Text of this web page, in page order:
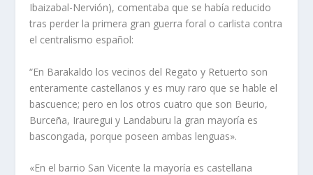
Ibaizabal-Nervión), comentaba que se había reducido
tras perder la primera gran guerra foral o carlista contra
el centralismo español:
“En Barakaldo los vecinos del Regato y Retuerto son
enteramente castellanos y es muy raro que se hable el
bascuence; pero en los otros cuatro que son Beurio,
Burceña, Irauregui y Landaburu la gran mayoría es
bascongada, porque poseen ambas lenguas».
«En el barrio San Vicente la mayoría es castellana